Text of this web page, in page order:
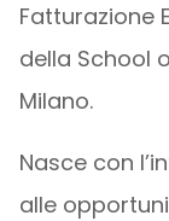
Fatturazione
della School
Milano.
Nasce con
alle